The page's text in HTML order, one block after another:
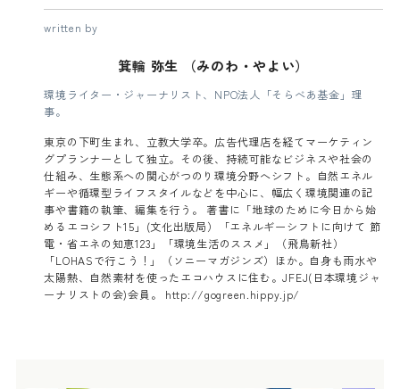
written by
箕輪 弥生 （みのわ・やよい）
環境ライター・ジャーナリスト、NPO法人「そらべあ基金」理
事。
東京の下町生まれ、立教大学卒。広告代理店を経てマーケティン
グプランナーとして独立。その後、持続可能なビジネスや社会の
仕組み、生態系への関心がつのり環境分野へシフト。自然エネル
ギーや循環型ライフスタイルなどを中心に、幅広く環境関連の記
事や書籍の執筆、編集を行う。 著書に「地球のために今日から始
めるエコシフト15」(文化出版局）「エネルギーシフトに向けて 節
電・省エネの知恵123」「環境生活のススメ」（飛鳥新社）
「LOHASで行こう！」（ソニーマガジンズ）ほか。自身も雨水や
太陽熱、自然素材を使ったエコハウスに住む。JFEJ(日本環境ジャ
ーナリストの会)会員。 http://gogreen.hippy.jp/